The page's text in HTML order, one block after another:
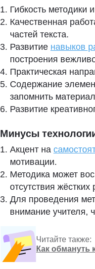
Гибкость методики
Качественная
частей текста.
Развитие навыков
построения
Практическая
Содержание
запомнить
Развитие
Минусы
Акцент на
мотивации.
Методика может
отсутствия жёстких
Для проведения
внимание учителя,
Читайте также:
Как